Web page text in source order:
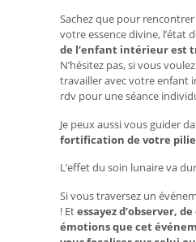
Sachez que pour
votre essence divine, l’état
de l’enfant intérieur est
N’hésitez pas, si vous
travailler avec votre enfant
rdv pour une séance
Je peux aussi vous guider
fortification de votre
L’effet du soin lunaire va
Si vous traversez un
! Etessayez d’observer,
émotions que cet